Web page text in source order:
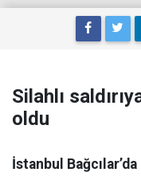
Silahlı
oldu
İstanbul